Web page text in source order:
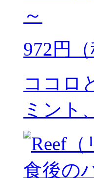
～
972円（
ココロ
ミント